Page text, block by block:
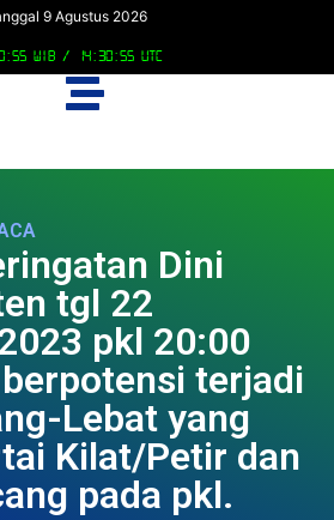
9 Agustus 2026
WIB / 14:30:56 UTC
Dini
tgl 22
pkl 20:00
terjadi
Lebat yang
Kilat/Petir dan
pada pkl.